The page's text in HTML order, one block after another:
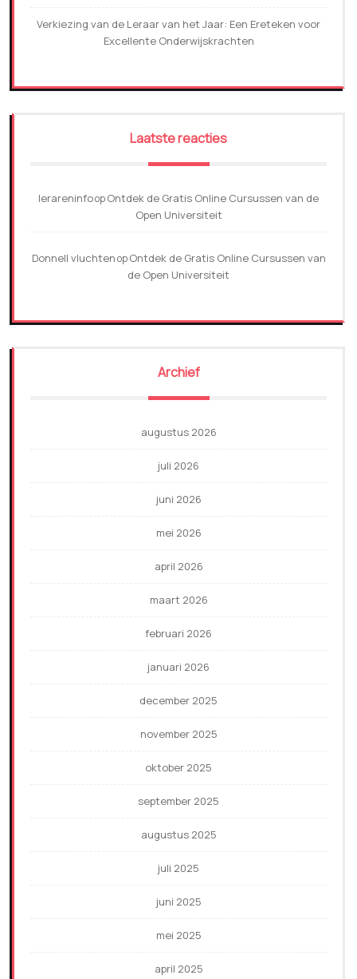
Verkiezing van de Leraar van het Jaar: Een Ereteken voor
Excellente Onderwijskrachten
Laatste reacties
lerareninfoopOntdek de Gratis Online Cursussen van de
Open Universiteit
Donnell vluchtenopOntdek de Gratis Online Cursussen van
de Open Universiteit
Archief
augustus 2026
juli 2026
juni 2026
mei 2026
april 2026
maart 2026
februari 2026
januari 2026
december 2025
november 2025
oktober 2025
september 2025
augustus 2025
juli 2025
juni 2025
mei 2025
april 2025